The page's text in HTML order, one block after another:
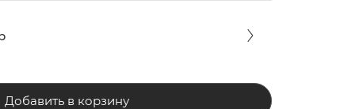
Добавить в корзину